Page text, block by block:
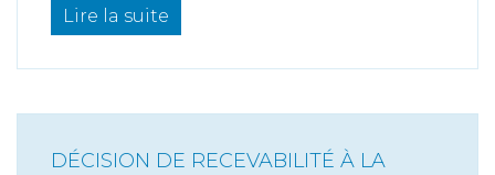
Lire la suite
DÉCISION DE RECEVABILITÉ À LA